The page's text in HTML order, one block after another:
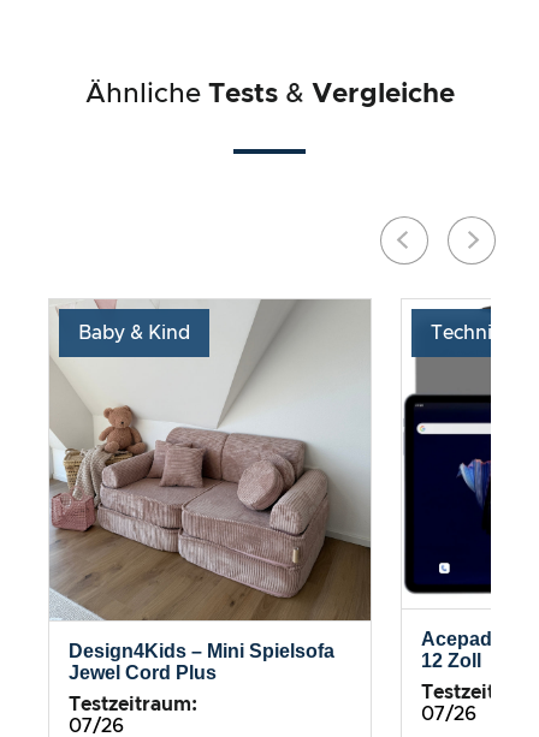
Ähnliche Tests & Vergleiche
Baby & Kind
Design4Kids – Mini Spielsofa
Jewel Cord Plus
Testzeitraum:
07/26
Technik
Acepad –
12 Zoll
07/26